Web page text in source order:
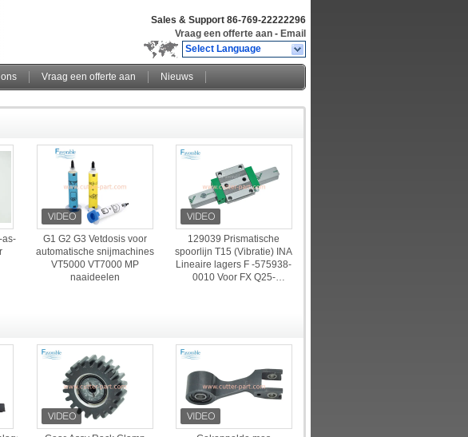
Sales & Support 86-769-22222296
Vraag een offerte aan - Email
Select Language
Vraag een offerte aan
Nieuws
as-
G1 G2 G3 Vetdosis voor
automatische snijmachines
VT5000 VT7000 MP
naaideelen
129039 Prismatische
spoorlijn T15 (Vibratie) INA
Lineaire lagers F -575938-
0010 Voor FX Q25-